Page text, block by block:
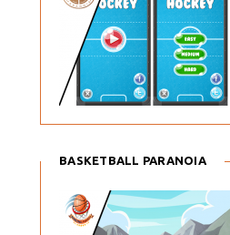
BASKETBALL PARANOIA